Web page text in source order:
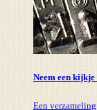
Neem een kijkje
Een